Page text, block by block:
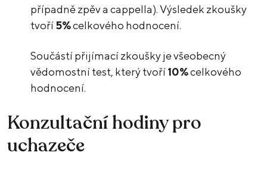
případně zpěv a cappella). Výsledek zkoušky
tvoří5%celkového hodnocení.
Součástí přijímací zkoušky je všeobecný
vědomostní test, který tvoří10%celkového
hodnocení.
Konzultační hodiny pro
uchazeče